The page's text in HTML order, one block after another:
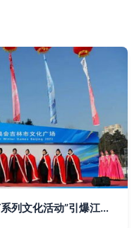
助力冬奥 乐享冰雪——“虎年春节系列文化活动”引爆江城冰雪热潮